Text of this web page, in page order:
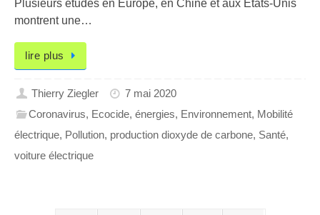
montrent une…
lire plus
Thierry Ziegler
7 mai 2020
Coronavirus, Ecocide,énergies, Environnement, Mobilité
électrique, Pollution, production dioxyde de carbone, Santé,
voiture électrique